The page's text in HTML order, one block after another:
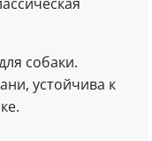
собаки.
устойчива к